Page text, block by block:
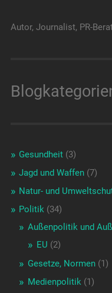
Autor, Journalist, PR-
Gesundheit(3)
Jagd und Waffen(7)
Natur- und
Politik(34)
Außenpolitik und
EU (2)
Gesetze, Normen(1)
Medienpolitik(1)